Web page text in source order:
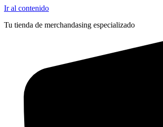
Ir al contenido
Tu tienda de merchandasing especializado